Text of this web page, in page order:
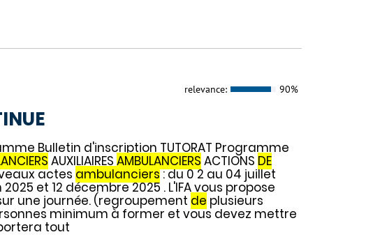
relevance: 90%
Bulletin d'inscription TUTORAT Programme
AUXILIAIRES AMBULANCIERS ACTIONS DE
actes ambulanciers: du 0 2 au 04 juillet
et 12 décembre 2025 . L'IFA vous propose
une journée. (regroupement de plusieurs
minimum à former et vous devez mettre
tout